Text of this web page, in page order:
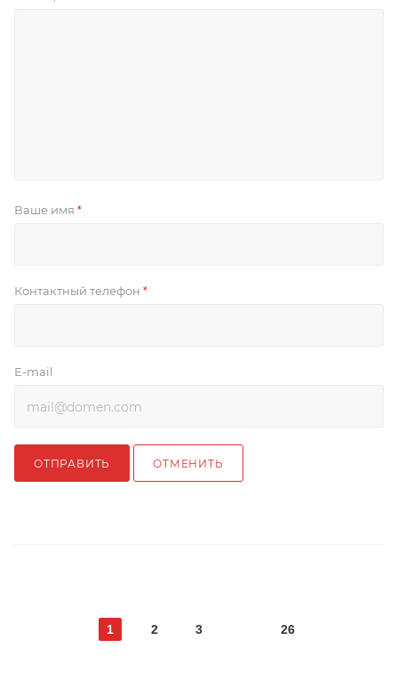
Ваше имя *
Контактный телефон *
E-mail
ОТПРАВИТЬ ОТМЕНИТЬ
1 2 3 26